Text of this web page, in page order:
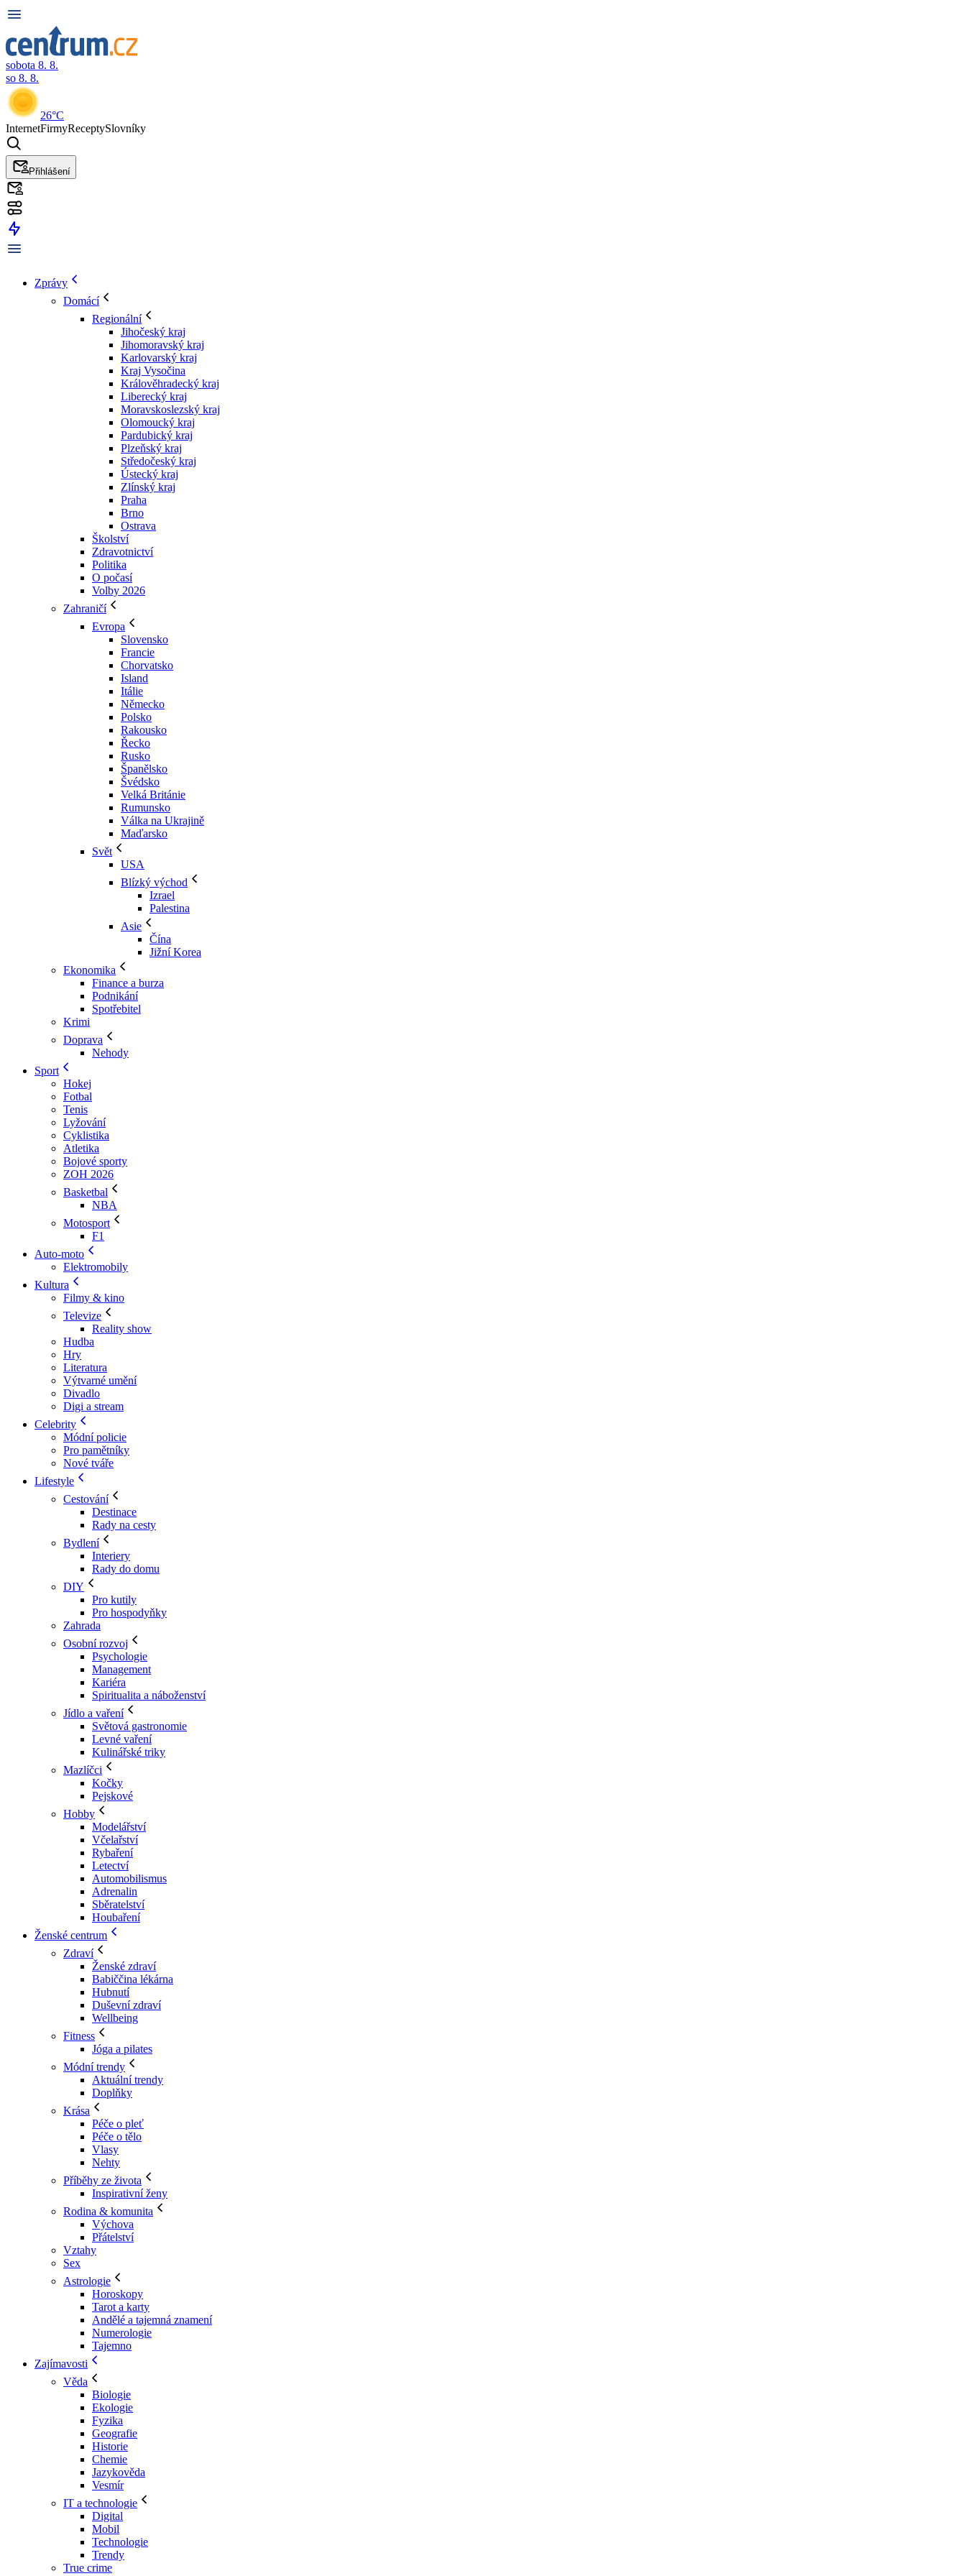
sobota 8. 8.
so 8. 8.
26°C
InternetFirmyReceptySlovníky
Přihlášení
Zprávy
Domácí
Regionální
Jihočeský kraj
Jihomoravský kraj
Karlovarský kraj
Kraj Vysočina
Králověhradecký kraj
Liberecký kraj
Moravskoslezský kraj
Olomoucký kraj
Pardubický kraj
Plzeňský kraj
Středočeský kraj
Ústecký kraj
Zlínský kraj
Praha
Brno
Ostrava
Školství
Zdravotnictví
Politika
O počasí
Volby 2026
Zahraničí
Evropa
Slovensko
Francie
Chorvatsko
Island
Itálie
Německo
Polsko
Rakousko
Řecko
Rusko
Španělsko
Švédsko
Velká Británie
Rumunsko
Válka na Ukrajině
Maďarsko
Svět
USA
Blízký východ
Izrael
Palestina
Asie
Čína
Jižní Korea
Ekonomika
Finance a burza
Podnikání
Spotřebitel
Krimi
Doprava
Nehody
Sport
Hokej
Fotbal
Tenis
Lyžování
Cyklistika
Atletika
Bojové sporty
ZOH 2026
Basketbal
NBA
Motosport
F1
Auto-moto
Elektromobily
Kultura
Filmy & kino
Televize
Reality show
Hudba
Hry
Literatura
Výtvarné umění
Divadlo
Digi a stream
Celebrity
Módní policie
Pro pamětníky
Nové tváře
Lifestyle
Cestování
Destinace
Rady na cesty
Bydlení
Interiery
Rady do domu
DIY
Pro kutily
Pro hospodyňky
Zahrada
Osobní rozvoj
Psychologie
Management
Kariéra
Spiritualita a náboženství
Jídlo a vaření
Světová gastronomie
Levné vaření
Kulinářské triky
Mazlíčci
Kočky
Pejskové
Hobby
Modelářství
Včelařství
Rybaření
Letectví
Automobilismus
Adrenalin
Sběratelství
Houbaření
Ženské centrum
Zdraví
Ženské zdraví
Babiččina lékárna
Hubnutí
Duševní zdraví
Wellbeing
Fitness
Jóga a pilates
Módní trendy
Aktuální trendy
Doplňky
Krása
Péče o pleť
Péče o tělo
Vlasy
Nehty
Příběhy ze života
Inspirativní ženy
Rodina & komunita
Výchova
Přátelství
Vztahy
Sex
Astrologie
Horoskopy
Tarot a karty
Andělé a tajemná znamení
Numerologie
Tajemno
Zajímavosti
Věda
Biologie
Ekologie
Fyzika
Geografie
Historie
Chemie
Jazykověda
Vesmír
IT a technologie
Digital
Mobil
Technologie
Trendy
True crime